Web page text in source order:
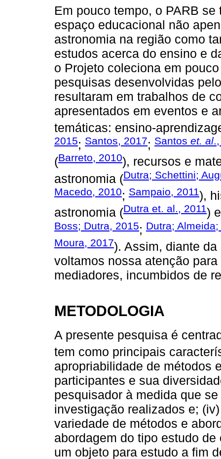
Em pouco tempo, o PARB
espaço educacional não
astronomia na região como
estudos acerca do ensino e
o Projeto coleciona em
pesquisas desenvolvidas
resultaram em trabalhos de
apresentados em eventos e
temáticas: ensino-
2015; Santos, 2017; Santos et. al
(Barreto, 2010), recursos e
astronomia (Dutra; Schettini;
Macedo, 2010; Sampaio, 2011),
astronomia (Dutra et. al., 2011)
Boss; Dutra, 2015; Dutra;
Moura, 2017). Assim, diante
voltamos nossa atenção
mediadores, incumbidos de
METODOLOGIA
A presente pesquisa é
tem como principais
apropriabilidade de métodos
participantes e sua
pesquisador à medida que
investigação realizados e;
variedade de métodos e
abordagem do tipo estudo
um objeto para estudo a fim